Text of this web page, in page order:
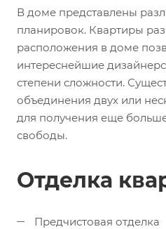
В доме представлены
планировок. Квартиры
расположения в доме
интереснейшие
степени сложности.
объединения двух или
для получения еще
свободы.
Отделка
Предчистовая отделка